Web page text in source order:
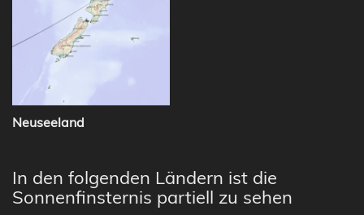
Neuseeland
In den folgenden Ländern ist die
Sonnenfinsternis partiell zu sehen